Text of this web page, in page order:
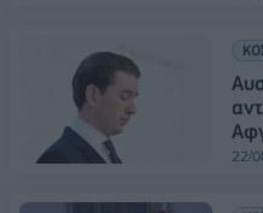
22/